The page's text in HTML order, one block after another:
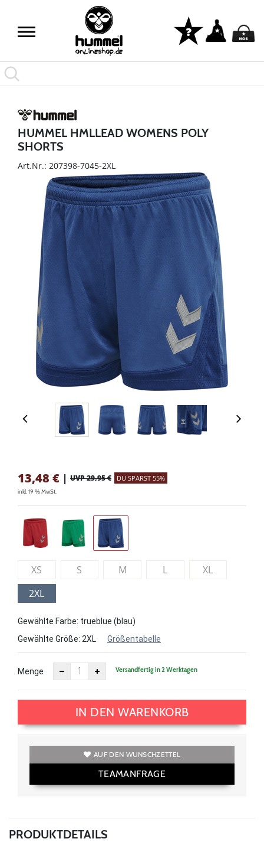
HUMMEL HMLLEAD WOMENS POLY
SHORTS
Art.Nr.: 207398-7045-2XL
13,48 € | UVP 29,95 € DU SPARST 55%
inkl. 19 % MwSt.
XS S M L
XL
2XL
Gewählte Farbe: trueblue (blau)
Gewählte Größe: 2XL Größentabelle
Menge Versandfertig in 2 Werktagen
IN DEN WARENKORB
AUF DEN WUNSCHZETTEL
TEAMANFRAGE
PRODUKTDETAILS